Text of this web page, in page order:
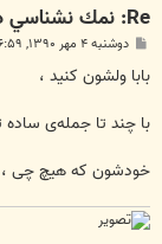
Re: نمك نشناسي دو جاسوس آزاد شده
پ
ت
دوشنبه ۴ مهر ۱۳۹۰, ۶:۵۹ ب.ظ
بابا ولشون کنید ،
با چند تا جمله‌ی
خودشون که هیچ چی